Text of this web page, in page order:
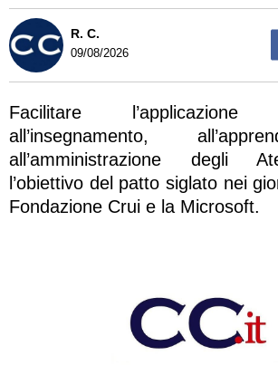
R. C.
09/08/2026
Facilitare
all’insegnamento,
all’amministrazione degli
l’obiettivo del patto siglato nei
Fondazione Crui e la Microsoft.